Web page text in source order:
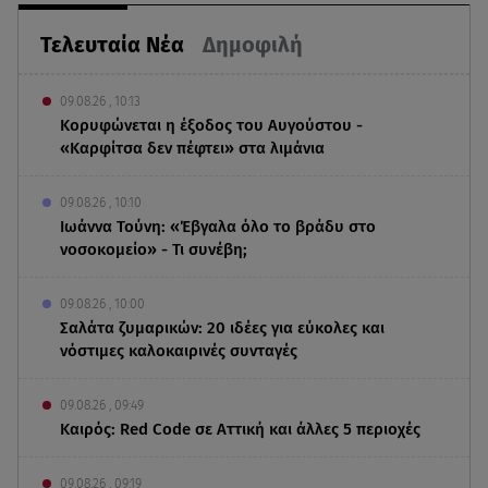
Τελευταία Νέα Δημοφιλή
09.08.26 , 10:13
Κορυφώνεται η έξοδος του Αυγούστου -
«Καρφίτσα δεν πέφτει» στα λιμάνια
09.08.26 , 10:10
Ιωάννα Τούνη: «Έβγαλα όλο το βράδυ στο
νοσοκομείο» - Τι συνέβη;
09.08.26 , 10:00
Σαλάτα ζυμαρικών: 20 ιδέες για εύκολες και
νόστιμες καλοκαιρινές συνταγές
09.08.26 , 09:49
Καιρός: Red Code σε Αττική και άλλες 5 περιοχές
09.08.26 , 09:19